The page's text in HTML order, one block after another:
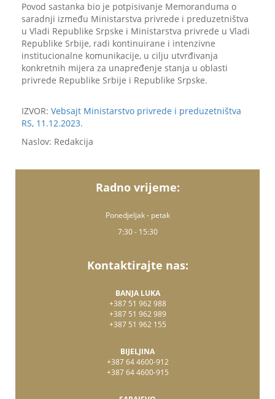
Povod sastanka bio je potpisivanje Memoranduma o
saradnji između Ministarstva privrede i preduzetništva
u Vladi Republike Srpske i Ministarstva privrede u Vladi
Republike Srbije, radi kontinuirane i intenzivne
institucionalne komunikacije, u cilju utvrđivanja
konkretnih mijera za unapređenje stanja u oblasti
privrede Republike Srbije i Republike Srpske.
IZVOR: Vebsajt Ministarstvo privrede i preduzetništva
RS, 11.12.2023.
Naslov: Redakcija
Radno vrijeme:
Ponedjeljak - petak
7:30 - 15:30
Kontaktirajte nas:
BANJA LUKA
+387 51 962 988
+387 51 962 989
+387 51 962 155
BIJELJINA
+387 64 4600-912
+387 64 4600-915